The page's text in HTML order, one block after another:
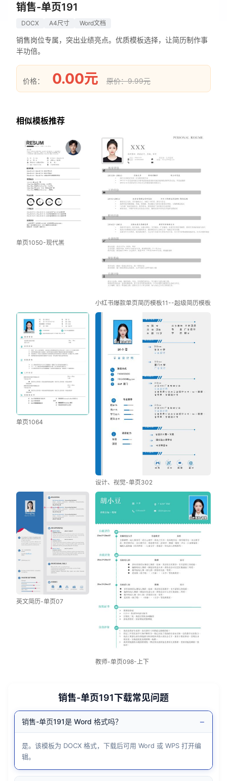
销售-单页191
DOCX A4尺寸 Word文档
销售岗位专属，突出业绩亮点。优质模板选择，让简历制作事
半功倍。
价格： 0.00元 原价：9.99元
相似模板推荐
单页1050-现代黑
小红书爆款单页简历模板11--超级简历模板
单页1064
设计、视觉-单页302
英文简历-单页07
教师-单页098-上下
销售-单页191下载常见问题
销售-单页191是 Word 格式吗？ −
是。该模板为 DOCX 格式，下载后可用 Word 或 WPS 打开编
辑。